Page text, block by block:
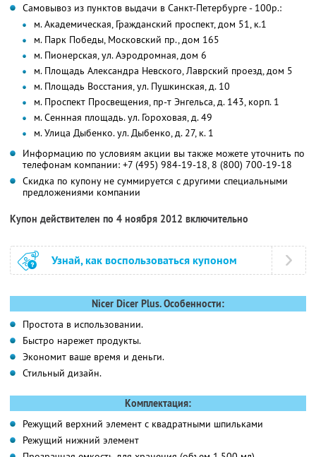
Самовывоз из пунктов выдачи в Санкт-Петербурге - 100р.:
м. Академическая, Гражданский проспект, дом 51, к.1
м. Парк Победы, Московский пр., дом 165
м. Пионерская, ул. Аэродромная, дом 6
м. Площадь Александра Невского, Лаврский проезд, дом 5
м. Площадь Восстания, ул. Пушкинская, д. 10
м. Проспект Просвещения, пр-т Энгельса, д. 143, корп. 1
м. Сеннная площадь. ул. Гороховая, д. 49
м. Улица Дыбенко. ул. Дыбенко, д. 27, к. 1
Информацию по условиям акции вы также можете уточнить по
телефонам компании: +7 (495) 984-19-18, 8 (800) 700-19-18
Скидка по купону не суммируется с другими специальными
предложениями компании
Купон действителен по 4 ноября 2012 включительно
Узнай, как воспользоваться купоном
Nicer Dicer Plus. Особенности:
Простота в использовании.
Быстро нарежет продукты.
Экономит ваше время и деньги.
Стильный дизайн.
Комплектация:
Режущий верхний элемент с квадратными шпильками
Режущий нижний элемент